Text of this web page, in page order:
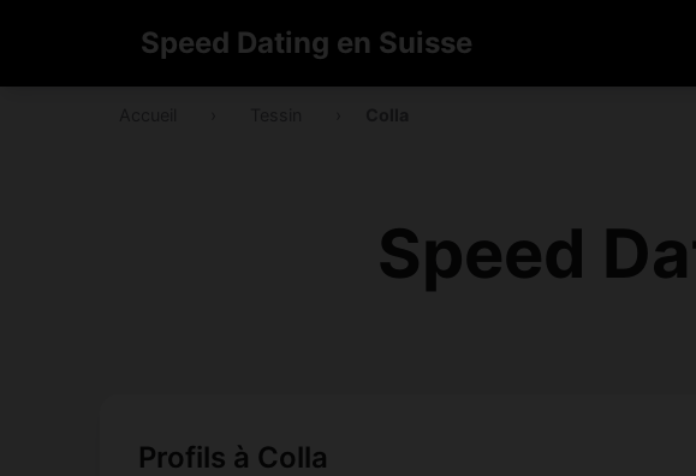
Speed Dating en Suisse
Speed
Profils à Colla